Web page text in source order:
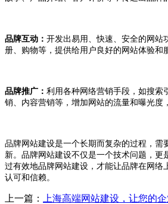
品牌互动： 开发出易用、快速、安全的网站
册、购物等，提供给用户良好的网站体验和
品牌推广： 利用各种网络营销手段，如搜索
销、内容营销等，增加网站的流量和曝光度
品牌网站建设是一个长期而复杂的过程，需
新。品牌网站建设不仅是一个技术问题，更
过有效地品牌网站建设，才能让品牌在网络
认可和信赖。
上一篇：
上海高端网站建设，让您的